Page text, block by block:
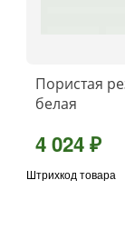
Пористая
белая
4 024 ₽
Штрихкод товара